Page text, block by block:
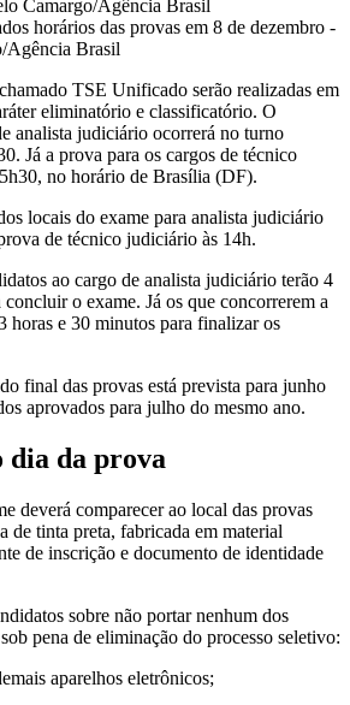
horários das provas em 8 de dezembro -
Agência Brasil
TSE Unificado serão realizadas em
eliminatório e classificatório. O
analista judiciário ocorrerá no turno
Já a prova para os cargos de técnico
no horário de Brasília (DF).
locais do exame para analista judiciário
de técnico judiciário às 14h.
ao cargo de analista judiciário terão 4
o exame. Já os que concorrerem a
horas e 30 minutos para finalizar os
final das provas está prevista para junho
aprovados para julho do mesmo ano.
dia da prova
deverá comparecer ao local das provas
de tinta preta, fabricada em material
de inscrição e documento de identidade
sobre não portar nenhum dos
pena de eliminação do processo seletivo:
aparelhos eletrônicos;